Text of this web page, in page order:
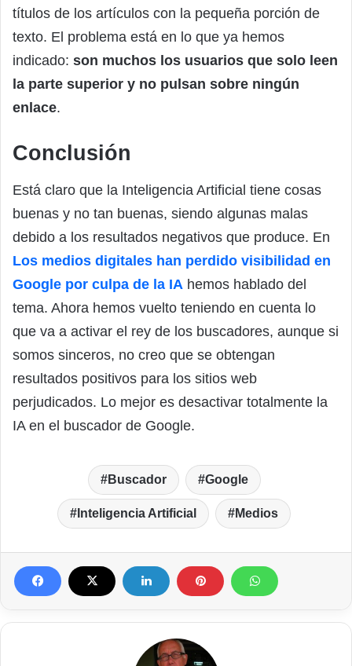
títulos de los artículos con la pequeña porción de
texto. El problema está en lo que ya hemos
indicado: son muchos los usuarios que solo leen
la parte superior y no pulsan sobre ningún
enlace.
Conclusión
Está claro que la Inteligencia Artificial tiene cosas
buenas y no tan buenas, siendo algunas malas
debido a los resultados negativos que produce. En
Los medios digitales han perdido visibilidad en
Google por culpa de la IA hemos hablado del
tema. Ahora hemos vuelto teniendo en cuenta lo
que va a activar el rey de los buscadores, aunque si
somos sinceros, no creo que se obtengan
resultados positivos para los sitios web
perjudicados. Lo mejor es desactivar totalmente la
IA en el buscador de Google.
Buscador Google
Inteligencia Artificial Medios